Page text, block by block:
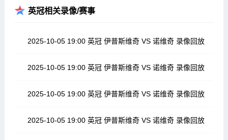
英冠相关录像/赛事
2025-10-05 19:00 英冠 伊普斯维奇 VS 诺维奇 录像回放
2025-10-05 19:00 英冠 伊普斯维奇 VS 诺维奇 录像回放
2025-10-05 19:00 英冠 伊普斯维奇 VS 诺维奇 录像回放
2025-10-05 19:00 英冠 伊普斯维奇 VS 诺维奇 录像回放